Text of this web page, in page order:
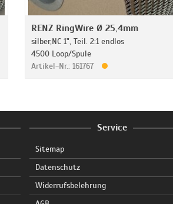
RENZ RingWire Ø 25,4mm
silber,NC 1", Teil. 2:1 endlos
4500 Loop/Spule
Artikel-Nr.: 161767
Service
Sitemap
Datenschutz
Widerrufsbelehrung